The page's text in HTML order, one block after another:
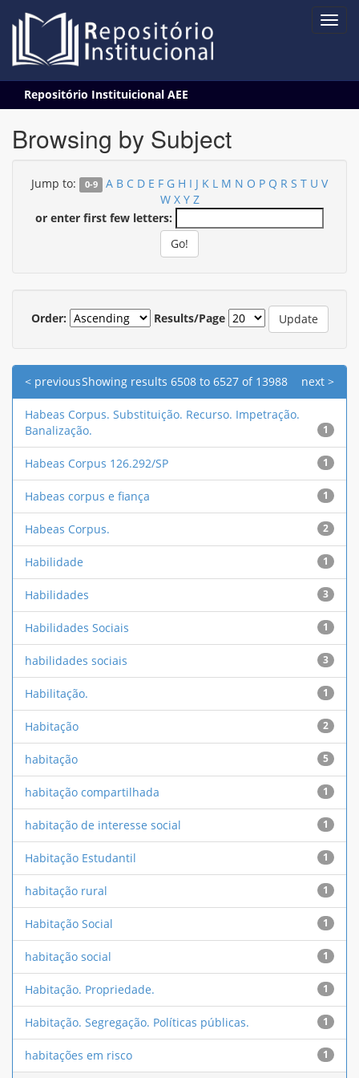
navigation
Repositório Instituicional AEE
Browsing by Subject
Jump to: 0-9 A B C D E F G H I J K L M N O P Q R S T U V
W X Y Z
or enter first few letters:
Order: Results/Page
Showing results 6508 to 6527 of 13988
< previous next >
Habeas Corpus. Substituição. Recurso. Impetração.
Banalização.
1
Habeas Corpus 126.292/SP 1
Habeas corpus e fiança 1
Habeas Corpus. 2
Habilidade 1
Habilidades 3
Habilidades Sociais 1
habilidades sociais 3
Habilitação. 1
Habitação 2
habitação 5
habitação compartilhada 1
habitação de interesse social 1
Habitação Estudantil 1
habitação rural 1
Habitação Social 1
habitação social 1
Habitação. Propriedade. 1
Habitação. Segregação. Políticas públicas. 1
habitações em risco 1